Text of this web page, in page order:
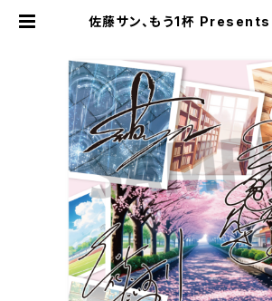
佐藤サン、もう1杯 Presents
COND LINE ONLINE